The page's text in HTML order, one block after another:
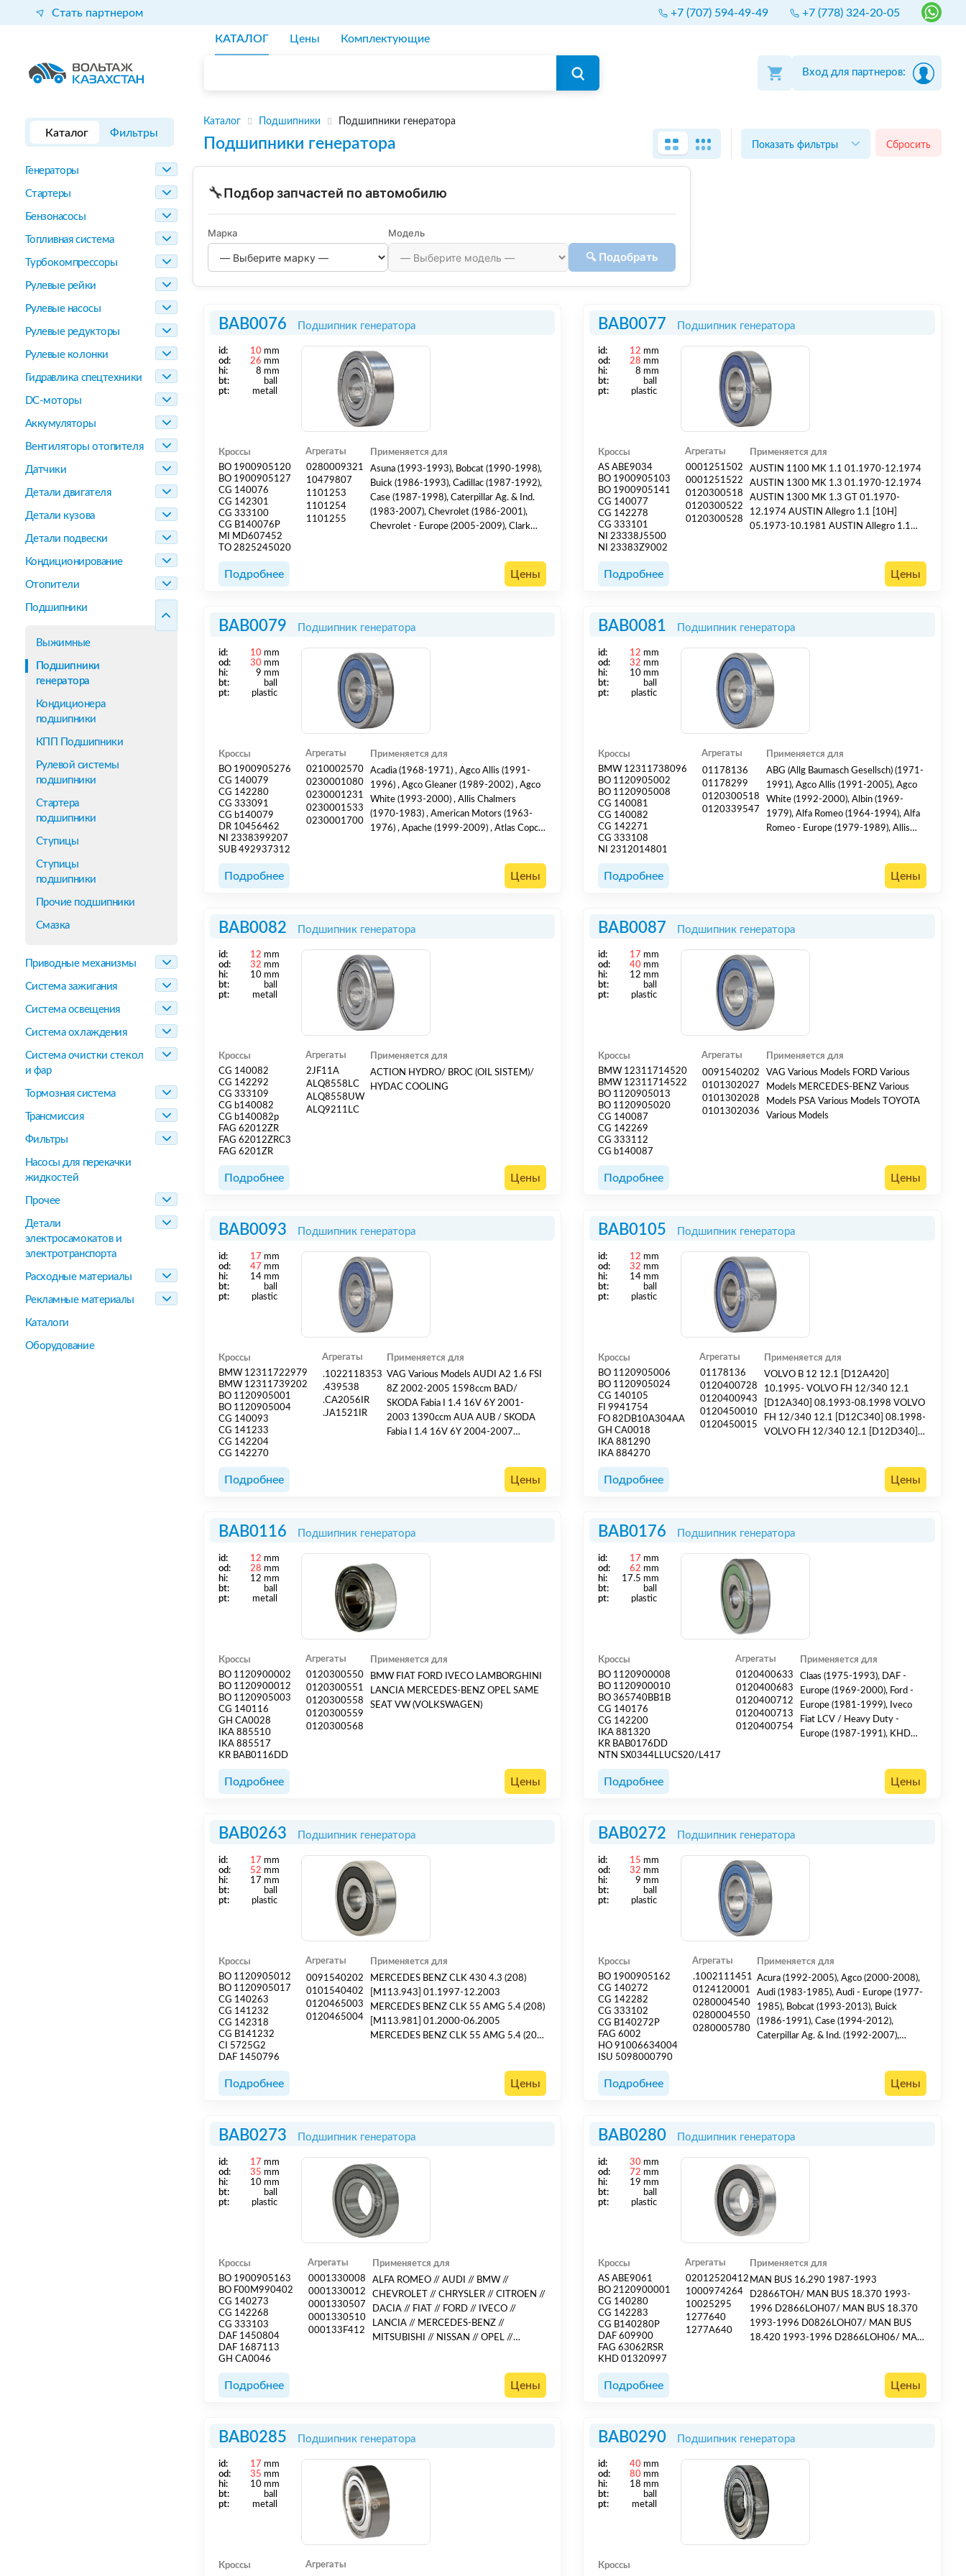
Стать партнером +7 (707) 594-49-49 +7 (778) 324-20-05
КАТАЛОГ Цены Комплектующие
Вход для партнеров:
Каталог Фильтры
Генераторы
Стартеры
Бензонасосы
Топливная система
Турбокомпрессоры
Рулевые рейки
Рулевые насосы
Рулевые редукторы
Рулевые колонки
Гидравлика спецтехники
DC-моторы
Аккумуляторы
Вентиляторы отопителя
Датчики
Детали двигателя
Детали кузова
Детали подвески
Кондиционирование
Отопители
Подшипники
Выжимные
Подшипники
генератора
Кондиционера
подшипники
КПП Подшипники
Рулевой системы
подшипники
Стартера
подшипники
Ступицы
Ступицы
подшипники
Прочие подшипники
Смазка
Приводные механизмы
Система зажигания
Система освещения
Система охлаждения
Система очистки стекол
и фар
Тормозная система
Трансмиссия
Фильтры
Насосы для перекачки
жидкостей
Прочее
Детали
электросамокатов и
электротранспорта
Расходные материалы
Рекламные материалы
Каталоги
Оборудование
Каталог Подшипники Подшипники генератора
Подшипники генератора Показать фильтры Сбросить
🔧Подбор запчастей по автомобилю
Марка Модель
🔍 Подобрать
BAB0076 Подшипник генератора
id: 10 mm
od:
26 mm
hi:
8 mm
bt:
ball
pt:
metall
Кроссы
BO 1900905120
BO 1900905127
CG 140076
CG 142301
CG 333100
CG B140076P
MI MD607452
TO 2825245020
Агрегаты
0280009321
10479807
1101253
1101254
1101255
Применяется для
Asuna (1993-1993), Bobcat (1990-1998),
Buick (1986-1993), Cadillac (1987-1992),
Case (1987-1998), Caterpillar Ag. & Ind.
(1983-2007), Chevrolet (1986-2001),
Chevrolet - Europe (2005-2009), Clark
Europe (1983-1993), Dodge (1990-1992),
Eagle (1988-1992), Ford (2001-2010),
2...
Подробнее Цены
BAB0077 Подшипник генератора
id: 12 mm
od:
28 mm
hi:
8 mm
bt:
ball
pt:
plastic
Кроссы
AS ABE9034
BO 1900905103
BO 1900905141
CG 140077
CG 142278
CG 333101
NI 23338J5500
NI 23383Z9002
Агрегаты
0001251502
0001251522
0120300518
0120300522
0120300528
Применяется для
AUSTIN 1100 MK 1.1 01.1970-12.1974
AUSTIN 1300 MK 1.3 01.1970-12.1974
AUSTIN 1300 MK 1.3 GT 01.1970-
12.1974 AUSTIN Allegro 1.1 [10H]
05.1973-10.1981 AUSTIN Allegro 1.1
Allegro 1.3 [12H] 01.1979-10.1983
AUSTIN Allegro 1.3 [12L] 01.1975-
Подробнее Цены
BAB0079 Подшипник генератора
id: 10 mm
od:
30 mm
hi:
9 mm
bt:
ball
pt:
plastic
Кроссы
BO 1900905276
CG 140079
CG 142280
CG 333091
CG b140079
DR 10456462
NI 2338399207
SUB 492937312
Агрегаты
0210002570
0230001080
0230001231
0230001533
0230001700
Применяется для
Acadia (1968-1971) , Agco Allis (1991-
1996) , Agco Gleaner (1989-2002) , Agco
White (1993-2000) , Allis Chalmers
(1970-1983) , American Motors (1963-
1976) , Apache (1999-2009) , Atlas Copco
(1966-1973) , Bluebird (1994-2007) ,
BMW (1978-1994) , Bobcat (1974-2011) ,
Подробнее Цены
BAB0081 Подшипник генератора
id: 12 mm
od:
32 mm
hi:
10 mm
bt:
ball
pt:
plastic
Кроссы
BMW 12311738096
BO 1120905002
BO 1120905008
CG 140081
CG 140082
CG 142271
CG 333108
NI 2312014801
Агрегаты
01178136
01178299
0120300518
0120339547
Применяется для
ABG (Allg Baumasch Gesellsch) (1971-
1991), Agco Allis (1991-2005), Agco
White (1992-2000), Albin (1969-
1979), Alfa Romeo (1964-1994), Alfa
Romeo - Europe (1979-1989), Allis
2011), Atlas (1973-2015), Atlas Copco
(1972-2006), Audi (1970-1994), Audi
(1975-1986), Baker (1970-1985),
Подробнее Цены
BAB0082 Подшипник генератора
id: 12 mm
od:
32 mm
hi:
10 mm
bt:
ball
pt:
metall
Кроссы
CG 140082
CG 142292
CG 333109
CG b140082
CG b140082p
FAG 62012ZR
FAG 62012ZRC3
FAG 6201ZR
Агрегаты
2JF11A
ALQ8558LC
ALQ8558UW
ALQ9211LC
Применяется для
ACTION HYDRO/ BROC (OIL SISTEM)/
HYDAC COOLING
Подробнее Цены
BAB0087 Подшипник генератора
id: 17 mm
od:
40 mm
hi:
12 mm
bt:
ball
pt:
plastic
Кроссы
BMW 12311714520
BMW 12311714522
BO 1120905013
BO 1120905020
CG 140087
CG 142269
CG 333112
CG b140087
Агрегаты
0091540202
0101302027
0101302028
0101302036
Применяется для
VAG Various Models FORD Various
Models MERCEDES-BENZ Various
Models PSA Various Models TOYOTA
Various Models
Подробнее Цены
BAB0093 Подшипник генератора
id: 17 mm
od:
47 mm
hi:
14 mm
bt:
ball
pt:
plastic
Кроссы
BMW 12311722979
BMW 12311739202
BO 1120905001
BO 1120905004
CG 140093
CG 141233
CG 142204
CG 142270
Агрегаты
.1022118353
.439538
.CA2056IR
.JA1521IR
Применяется для
VAG Various Models AUDI A2 1.6 FSI
8Z 2002-2005 1598ccm BAD/
SKODA Fabia I 1.4 16V 6Y 2001-
2003 1390ccm AUA AUB / SKODA
Fabia I 1.4 16V 6Y 2004-2007
VOLKSWAGEN Caddy III 1.4 2K
VOLKSWAGEN Golf V 1.4 1K 2003-
VOLKSWAGEN Golf V Plus...
Подробнее Цены
BAB0105 Подшипник генератора
id: 12 mm
od:
32 mm
hi:
14 mm
bt:
ball
pt:
plastic
Кроссы
BO 1120905006
BO 1120905024
CG 140105
FI 9941754
FO 82DB10A304AA
GH CA0018
IKA 881290
IKA 884270
Агрегаты
01178136
0120400728
0120400943
0120450010
0120450015
Применяется для
VOLVO B 12 12.1 [D12A420]
10.1995- VOLVO FH 12/340 12.1
[D12A340] 08.1993-08.1998 VOLVO
FH 12/340 12.1 [D12C340] 08.1998-
VOLVO FH 12/340 12.1 [D12D340]
Подробнее Цены
BAB0116 Подшипник генератора
id: 12 mm
od:
28 mm
hi:
12 mm
bt:
ball
pt:
metall
Кроссы
BO 1120900002
BO 1120900012
BO 1120905003
CG 140116
GH CA0028
IKA 885510
IKA 885517
KR BAB0116DD
Агрегаты
0120300550
0120300551
0120300558
0120300559
0120300568
Применяется для
BMW FIAT FORD IVECO LAMBORGHINI
LANCIA MERCEDES-BENZ OPEL SAME
SEAT VW (VOLKSWAGEN)
Подробнее Цены
BAB0176 Подшипник генератора
id: 17 mm
od:
62 mm
hi:
17.5 mm
bt:
ball
pt:
plastic
Кроссы
BO 1120900008
BO 1120900010
BO 365740BB1B
CG 140176
CG 142200
IKA 881320
KR BAB0176DD
NTN SX0344LLUCS20/L417
Агрегаты
0120400633
0120400683
0120400712
0120400713
0120400754
Применяется для
Claas (1975-1993), DAF -
Europe (1969-2000), Ford -
Europe (1981-1999), Iveco
Fiat LCV / Heavy Duty -
Europe (1987-1991), KHD
Mercedes Heavy Duty -
Подробнее Цены
BAB0263 Подшипник генератора
id: 17 mm
od:
52 mm
hi:
17 mm
bt:
ball
pt:
plastic
Кроссы
BO 1120905012
BO 1120905017
CG 140263
CG 141232
CG 142318
CG B141232
CI 5725G2
DAF 1450796
Агрегаты
0091540202
0101540402
0120465003
0120465004
Применяется для
MERCEDES BENZ CLK 430 4.3 (208)
[M113.943] 01.1997-12.2003
MERCEDES BENZ CLK 55 AMG 5.4 (208)
[M113.981] 01.2000-06.2005
MERCEDES BENZ CLK 55 AMG 5.4 (208)
MERCEDES BENZ CLK 55 AMG 5.5 (208)
[M113.940] 01.1997-12.2002
(210)[M113.940] 01.19...
Подробнее Цены
BAB0272 Подшипник генератора
id: 15 mm
od:
32 mm
hi:
9 mm
bt:
ball
pt:
plastic
Кроссы
BO 1900905162
CG 140272
CG 142282
CG 333102
CG B140272P
FAG 6002
HO 91006634004
ISU 5098000790
Агрегаты
.1002111451
0124120001
0280004540
0280004550
0280005780
Применяется для
Acura (1992-2005), Agco (2000-2008),
Audi (1983-1985), Audi - Europe (1977-
1985), Bobcat (1993-2013), Buick
(1986-1991), Case (1994-2012),
Caterpillar Ag. & Ind. (1992-2007),
2010), Clark (1985-2002), Compac
1993), Dodge (1979-2003), Ford (1983-
Подробнее Цены
BAB0273 Подшипник генератора
id: 17 mm
od:
35 mm
hi:
10 mm
bt:
ball
pt:
plastic
Кроссы
BO 1900905163
BO F00M990402
CG 140273
CG 142268
CG 333103
DAF 1450804
DAF 1687113
GH CA0046
Агрегаты
0001330008
0001330012
0001330507
0001330510
000133F412
Применяется для
ALFA ROMEO // AUDI // BMW //
CHEVROLET // CHRYSLER // CITROEN //
DACIA // FIAT // FORD // IVECO //
LANCIA // MERCEDES-BENZ //
MITSUBISHI // NISSAN // OPEL //
SKODA // VOLKSWAGEN // VOLVO
Подробнее Цены
BAB0280 Подшипник генератора
id: 30 mm
od:
72 mm
hi:
19 mm
bt:
ball
pt:
plastic
Кроссы
AS ABE9061
BO 2120900001
CG 140280
CG 142283
CG B140280P
DAF 609900
FAG 63062RSR
KHD 01320997
Агрегаты
02012520412
1000974264
10025295
1277640
1277A640
Применяется для
MAN BUS 16.290 1987-1993
D2866TOH/ MAN BUS 18.370 1993-
1996 D2866LOH07/ MAN BUS 18.370
1993-1996 D0826LOH07/ MAN BUS
18.420 1993-1996 D2866LOH06/ MAN
1990 D2866LOH/ MAN BUS 22.360
22.370 1993-1995 D2866LOH07/ MAN
MAN BUS 24....
Подробнее Цены
BAB0285 Подшипник генератора
id: 17 mm
od:
35 mm
hi:
10 mm
bt:
ball
pt:
metall
Кроссы Агрегаты
BAB0290 Подшипник генератора
id: 40 mm
od:
80 mm
hi:
18 mm
bt:
ball
pt:
metall
Кроссы